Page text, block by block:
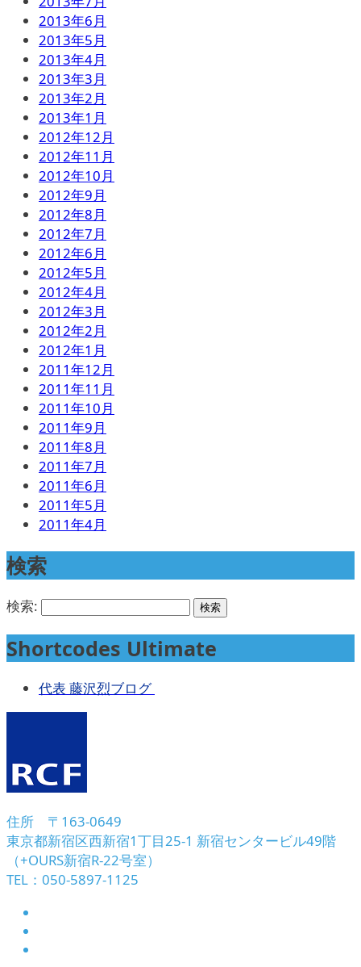
2013年6月
2013年5月
2013年4月
2013年3月
2013年2月
2013年1月
2012年12月
2012年11月
2012年10月
2012年9月
2012年8月
2012年7月
2012年6月
2012年5月
2012年4月
2012年3月
2012年2月
2012年1月
2011年12月
2011年11月
2011年10月
2011年9月
2011年8月
2011年7月
2011年6月
2011年5月
2011年4月
検索
検索:
Shortcodes Ultimate
代表 藤沢烈ブログ
住所 〒163-0649
東京都新宿区西新宿1丁目25-1 新宿センタービル49階
（+OURS新宿R-22号室）
TEL：050-5897-1125